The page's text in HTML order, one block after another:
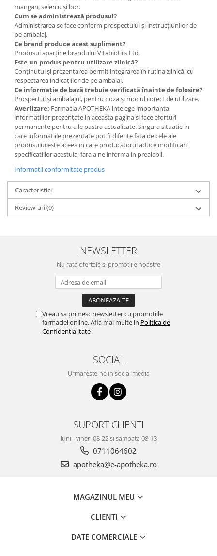
mangan, seleniu și bor.
Cum se administrează produsul?
Administrarea se face conform prospectului și instrucțiunilor de
pe ambalaj.
Ce brand produce acest supliment?
Produsul aparține brandului Vitabiotics Ltd.
Este un produs pentru utilizare zilnică?
Conținutul și prezentarea permit integrarea în rutina zilnică, cu
respectarea indicațiilor de pe ambalaj.
Ce informație de bază trebuie verificată înainte de folosire?
Prospectul și ambalajul, pentru doza și modul corect de utilizare.
Avertizare: Farmacia APOTHEKA intelege importanta
informatiilor prezentate in aceasta pagina si face eforturi
permanente pentru a le pastra actualizate. Singura situatie in
care informatiile prezentate pot fi diferite fata de cele ale
produsului este aceea in care producatorul aduce modificari
specificatiilor acestuia, fara a ne informa in prealabil.
Informatii conformitate produs
Caracteristici
Review-uri(0)
NEWSLETTER
Nu rata ofertele si promotiile noastre
Vreau sa primesc newsletter cu promotiile
farmaciei online. Afla mai multe in Politica de
Confidentialitate
SOCIAL
Urmareste-ne in social media
SUPORT CLIENTI
luni - vineri 08-22 si sambata 08-13
0711064602
apotheka@e-apotheka.ro
MAGAZINUL MEU
CLIENTI
DATE COMERCIALE